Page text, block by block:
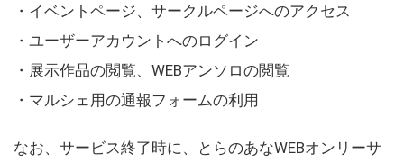
・イベントページ、サークルページへのアクセス
・ユーザーアカウントへのログイン
・展示作品の閲覧、WEBアンソロの閲覧
・マルシェ用の通報フォームの利用
なお、サービス終了時に、とらのあなWEBオンリーサ